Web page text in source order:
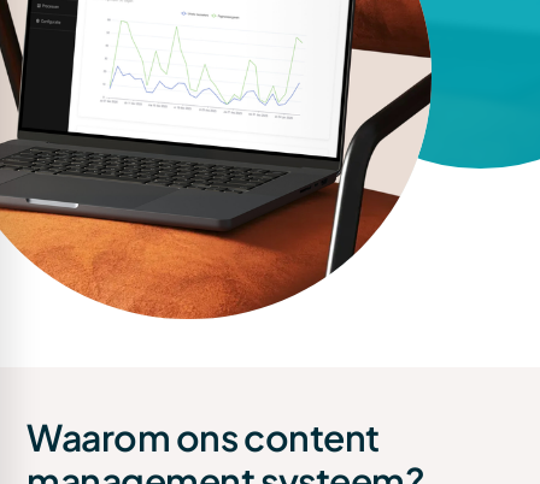
Waarom ons content